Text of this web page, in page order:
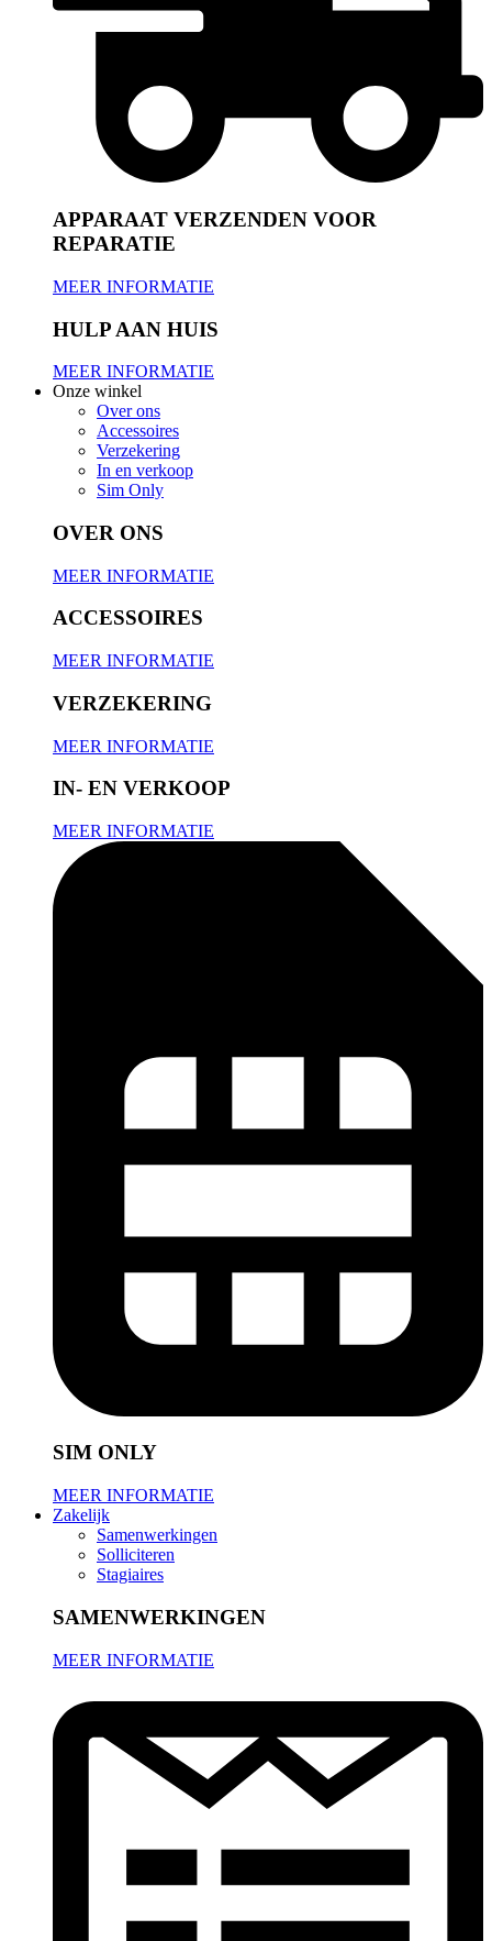
APPARAAT VERZENDEN VOOR
REPARATIE
MEER INFORMATIE
HULP AAN HUIS
MEER INFORMATIE
Onze winkel
Over ons
Accessoires
Verzekering
In en verkoop
Sim Only
OVER ONS
MEER INFORMATIE
ACCESSOIRES
MEER INFORMATIE
VERZEKERING
MEER INFORMATIE
IN- EN VERKOOP
MEER INFORMATIE
SIM ONLY
MEER INFORMATIE
Zakelijk
Samenwerkingen
Solliciteren
Stagiaires
SAMENWERKINGEN
MEER INFORMATIE